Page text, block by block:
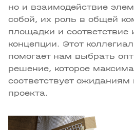
но и взаимодействие
собой, их роль в общей
площадки и соответствие
концепции. Этот
помогает нам выбрать
решение, которое
соответствует ожиданиям
проекта.